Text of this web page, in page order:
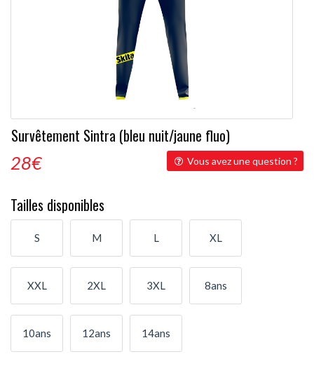
Survêtement Sintra (bleu nuit/jaune fluo)
Vous avez une question ?
28€
Tailles disponibles
S M L XL
XXL 2XL 3XL 8ans
10ans 12ans 14ans